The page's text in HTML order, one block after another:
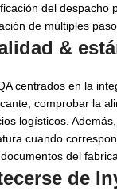
del
de múltiples
&
centrados en la
comprobar la
logísticos.
cuando
del
de